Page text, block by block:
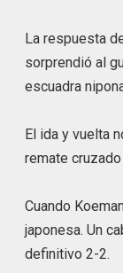
La respuesta
sorprendió al
escuadra
El ida y vuelta
remate
Cuando
japonesa. Un
definitivo 2-2.